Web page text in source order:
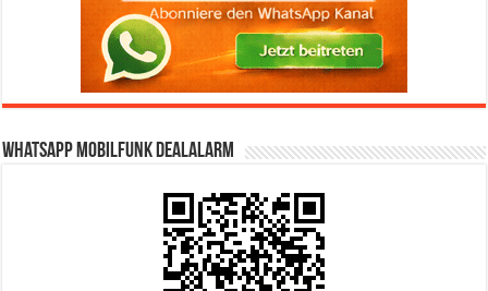
WhatsApp Mobilfunk DealAlarm